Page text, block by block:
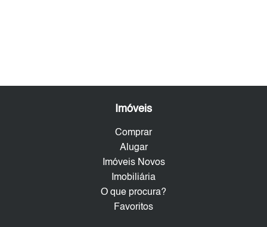
Imóveis
Comprar
Alugar
Imóveis Novos
Imobiliária
O que procura?
Favoritos